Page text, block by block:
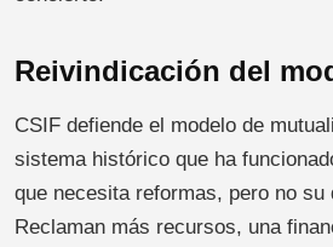
Reivindicación del
CSIF defiende el modelo de
sistema histórico que ha
que necesita reformas, pero no su
Reclaman más recursos, una